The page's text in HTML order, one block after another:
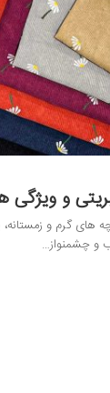
و ویژگی
های گرم و
و چشمنواز…